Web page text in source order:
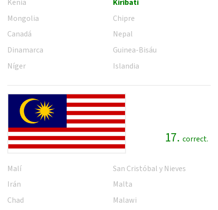
Kenia
Mongolia
Canadá
Dinamarca
Níger
Kiribati
Chipre
Nepal
Guinea-Bisáu
Islandia
17. correct.
Malí
Irán
Chad
San Cristóbal y Nieves
Malta
Malawi